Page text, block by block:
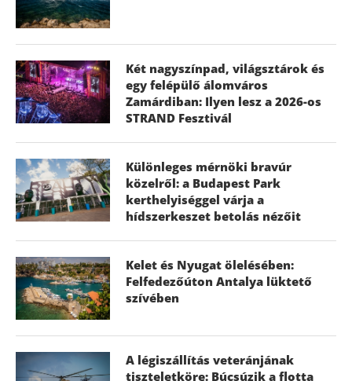
Két nagyszínpad, világsztárok és
egy felépülő álomváros
Zamárdiban: Ilyen lesz a 2026-os
STRAND Fesztivál
Különleges mérnöki bravúr
közelről: a Budapest Park
kerthelyiséggel várja a
hídszerkeszet betolás nézőit
Kelet és Nyugat ölelésében:
Felfedezőúton Antalya lüktető
szívében
A légiszállítás veteránjának
tiszteletköre: Búcsúzik a flotta